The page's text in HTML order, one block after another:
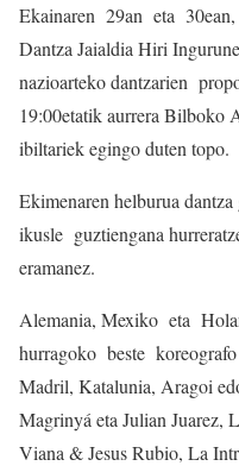
Ekainaren 29an eta
Dantza Jaialdia Hiri
nazioarteko dantzarien
19:00etatik aurrera Bilboko
ibiltariek egingo duten topo.
Ekimenaren helburua
ikusle guztiengana
eramanez.
Alemania, Mexiko eta
hurragoko beste
Madril, Katalunia, Aragoi
Magrinyá eta Julian Juarez,
Viana & Jesus Rubio, La